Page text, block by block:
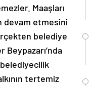
Maaşları
devam etmesini
belediye
belediyecilik
tertemiz